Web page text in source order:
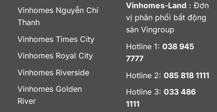
Vinhomes Nguyễn Chí
Thanh
Vinhomes Times City
Vinhomes Royal City
Vinhomes Riverside
Vinhomes Golden
River
Vinhomes-Land : Đơn
vị phân phối bất động
sản Vingroup
Hotline 1: 038 945
7777
Hotline 2: 085 818 1111
Hotline 3: 033 486
1111